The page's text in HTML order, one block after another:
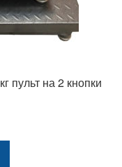
пульт на 2 кнопки